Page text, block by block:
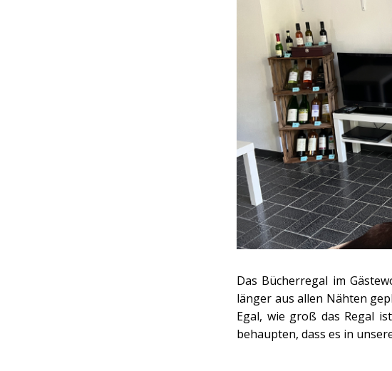
Das Bücherregal im
länger aus allen Nähten
Egal, wie groß das Regal
behaupten, dass es in